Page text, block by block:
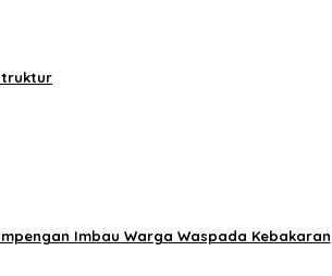
Imbau Warga Waspada Kebakaran